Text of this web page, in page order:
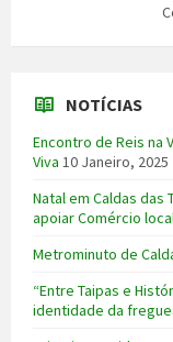
NOTÍCIAS
Encontro de Reis na
Viva 10 Janeiro, 2025
Natal em Caldas das
apoiar Comércio
Metrominuto de
“Entre Taipas e
identidade da